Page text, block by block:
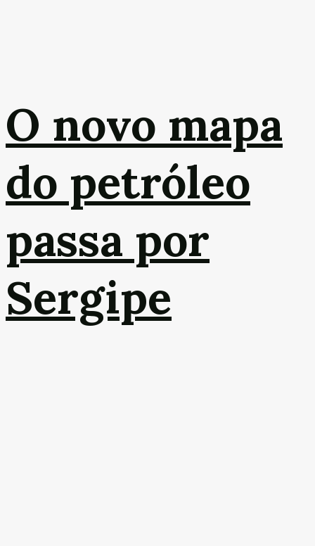
O novo mapa
do petróleo
passa por
Sergipe